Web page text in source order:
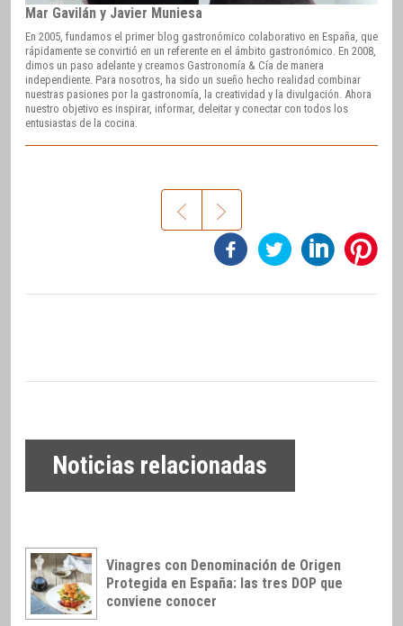
Mar Gavilán y Javier Muniesa
En 2005, fundamos el primer blog gastronómico colaborativo en España, que
rápidamente se convirtió en un referente en el ámbito gastronómico. En 2008,
dimos un paso adelante y creamos Gastronomía & Cía de manera
independiente. Para nosotros, ha sido un sueño hecho realidad combinar
nuestras pasiones por la gastronomía, la creatividad y la divulgación. Ahora
nuestro objetivo es inspirar, informar, deleitar y conectar con todos los
entusiastas de la cocina.
Noticias relacionadas
Vinagres con Denominación de Origen
Protegida en España: las tres DOP que
conviene conocer